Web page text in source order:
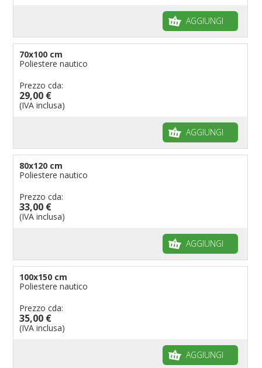
AGGIUNGI
70x100 cm
Poliestere nautico
Prezzo cda:
29,00 €
(IVA inclusa)
AGGIUNGI
80x120 cm
Poliestere nautico
Prezzo cda:
33,00 €
(IVA inclusa)
AGGIUNGI
100x150 cm
Poliestere nautico
Prezzo cda:
35,00 €
(IVA inclusa)
AGGIUNGI